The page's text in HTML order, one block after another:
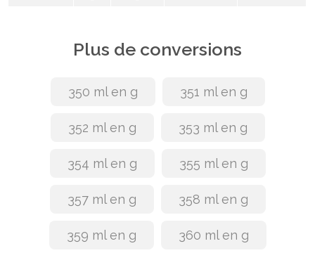
Plus de conversions
350 ml en g 351 ml en g
352 ml en g 353 ml en g
354 ml en g 355 ml en g
357 ml en g 358 ml en g
359 ml en g 360 ml en g